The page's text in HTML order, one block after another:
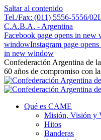
Saltar al contenido
Tel./Fax: (011) 5556-5556/02
C.A.B.A. - Argentina
Facebook page opens in new
windowInstagram page
in new window
Confederación Argentina de
60 años de compromiso con
Qué es CAME
Misión, Visión y
Hitos
Banderas